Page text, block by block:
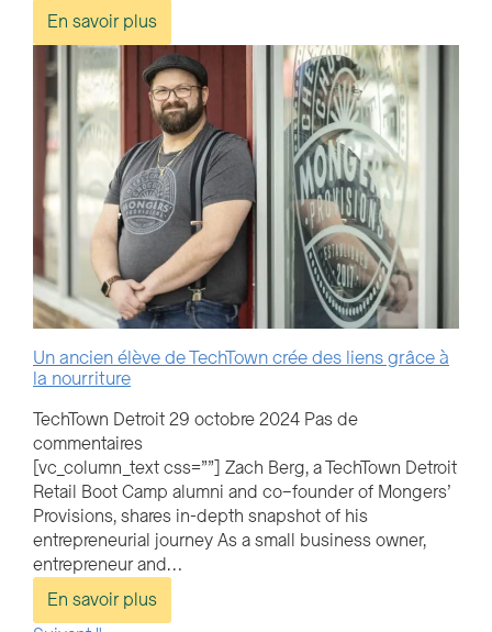
En savoir plus
Un ancien élève de TechTown crée des liens grâce à
la nourriture
TechTown Detroit29 octobre 2024 Pas de
commentaires
[vc_column_text css=””] Zach Berg, a TechTown Detroit
Retail Boot Camp alumni and co–founder of Mongers’
Provisions, shares in-depth snapshot of his
entrepreneurial journey As a small business owner,
entrepreneur and…
En savoir plus